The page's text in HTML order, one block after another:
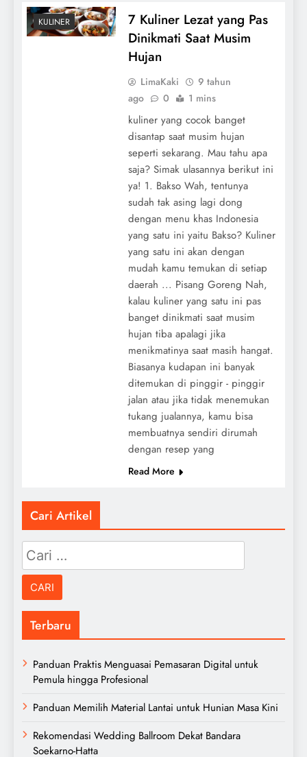
KULINER
7 Kuliner Lezat yang Pas
Dinikmati Saat Musim
Hujan
LimaKaki
9 tahun
ago
0 1 mins
kuliner yang cocok banget
disantap saat musim hujan
seperti sekarang. Mau tahu apa
saja? Simak ulasannya berikut ini
ya! 1. Bakso Wah, tentunya
sudah tak asing lagi dong
dengan menu khas Indonesia
yang satu ini yaitu Bakso? Kuliner
yang satu ini akan dengan
mudah kamu temukan di setiap
daerah ... Pisang Goreng Nah,
kalau kuliner yang satu ini pas
banget dinikmati saat musim
hujan tiba apalagi jika
menikmatinya saat masih hangat.
Biasanya kudapan ini banyak
ditemukan di pinggir - pinggir
jalan atau jika tidak menemukan
tukang jualannya, kamu bisa
membuatnya sendiri dirumah
dengan resep yang
Read More
Cari Artikel
Cari
untuk:
Terbaru
Panduan Praktis Menguasai Pemasaran Digital untuk
Pemula hingga Profesional
Panduan Memilih Material Lantai untuk Hunian Masa Kini
Rekomendasi Wedding Ballroom Dekat Bandara
Soekarno-Hatta